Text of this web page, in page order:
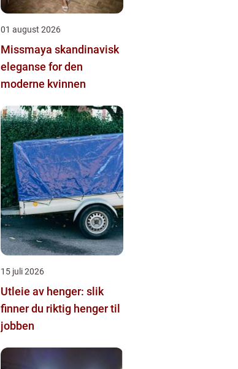
01 august 2026
Missmaya skandinavisk
eleganse for den
moderne kvinnen
15 juli 2026
Utleie av henger: slik
finner du riktig henger til
jobben